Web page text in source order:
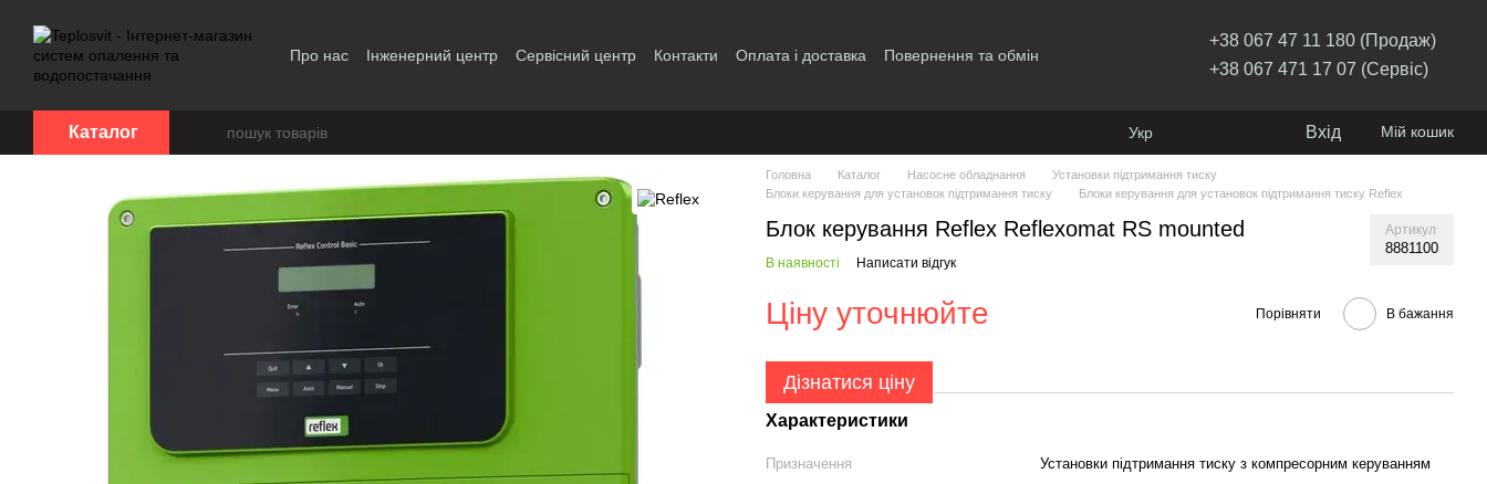
Про нас Інженерний центр Сервісний центр Контакти Оплата і доставка
Повернення та обмін
+38 067 47 11 180 (Продаж)
+38 067 471 17 07 (Сервіс)
Каталог Укр Вхід Мій кошик
Головна Каталог Насосне обладнання
Установки підтримання тиску
Блоки керування для установок підтримання тиску
Блоки керування для установок підтримання тиску Reflex
Блок керування Reflex Reflexomat RS mounted Артикул
8881100
В наявності Написати відгук
Ціну уточнюйте Порівняти В бажання
Дізнатися ціну
Характеристики
Призначення
Установки підтримання тиску з компресорним керуванням